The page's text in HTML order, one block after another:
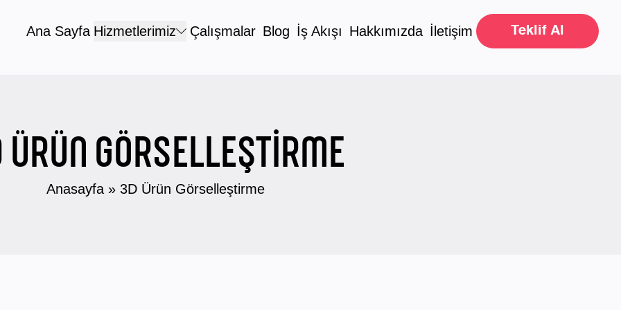
Ana Sayfa Hizmetlerimiz Çalışmalar Blog İş Akışı Hakkımızda İletişim Teklif Al
GÖRSELLEŞTIRME
Anasayfa» 3D Ürün Görselleştirme